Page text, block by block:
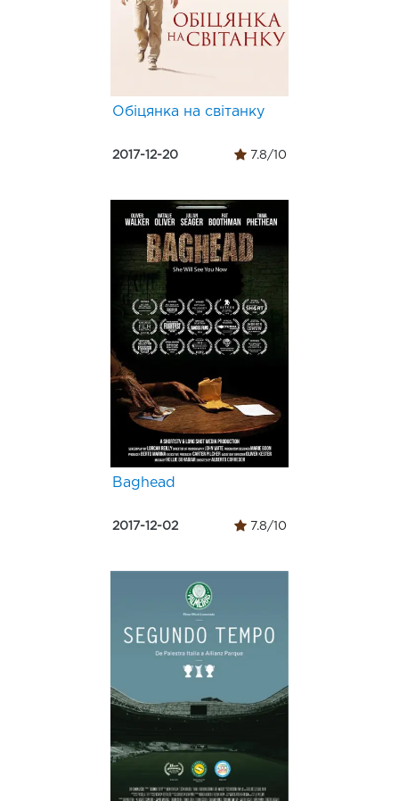
Обіцянка на світанку
2017-12-20 7.8/10
Baghead
2017-12-02 7.8/10